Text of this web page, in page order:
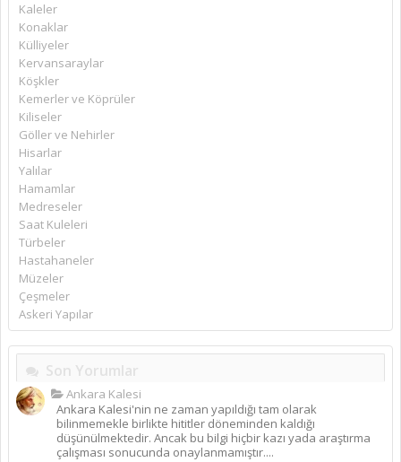
Kaleler
Konaklar
Külliyeler
Kervansaraylar
Köşkler
Kemerler ve Köprüler
Kiliseler
Göller ve Nehirler
Hisarlar
Yalılar
Hamamlar
Medreseler
Saat Kuleleri
Türbeler
Hastahaneler
Müzeler
Çeşmeler
Askeri Yapılar
Son Yorumlar
Ankara Kalesi
Ankara Kalesi'nin ne zaman yapıldığı tam olarak
bilinmemekle birlikte hititler döneminden kaldığı
düşünülmektedir. Ancak bu bilgi hiçbir kazı yada araştırma
çalışması sonucunda onaylanmamıştır....